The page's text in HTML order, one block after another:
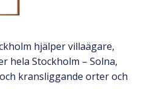
hjälper villaägare,
hela Stockholm – Solna,
kransliggande orter och